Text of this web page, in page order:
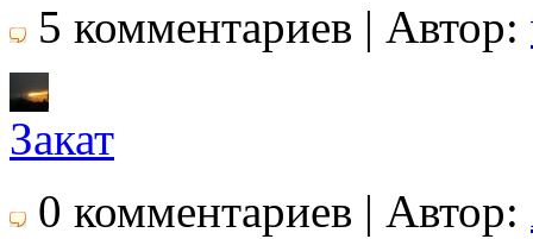
5 комментариев | Автор:
Закат
0 комментариев | Автор: